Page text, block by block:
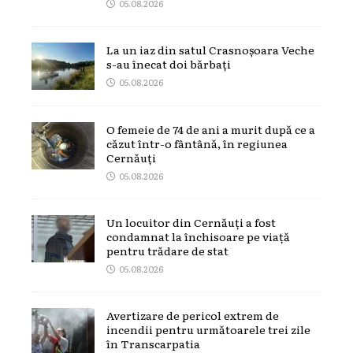
05.08.2026
La un iaz din satul Crasnoșoara Veche
s-au înecat doi bărbați
05.08.2026
O femeie de 74 de ani a murit după ce a
căzut într-o fântână, în regiunea
Cernăuți
05.08.2026
Un locuitor din Cernăuți a fost
condamnat la închisoare pe viață
pentru trădare de stat
05.08.2026
Avertizare de pericol extrem de
incendii pentru următoarele trei zile
în Transcarpatia